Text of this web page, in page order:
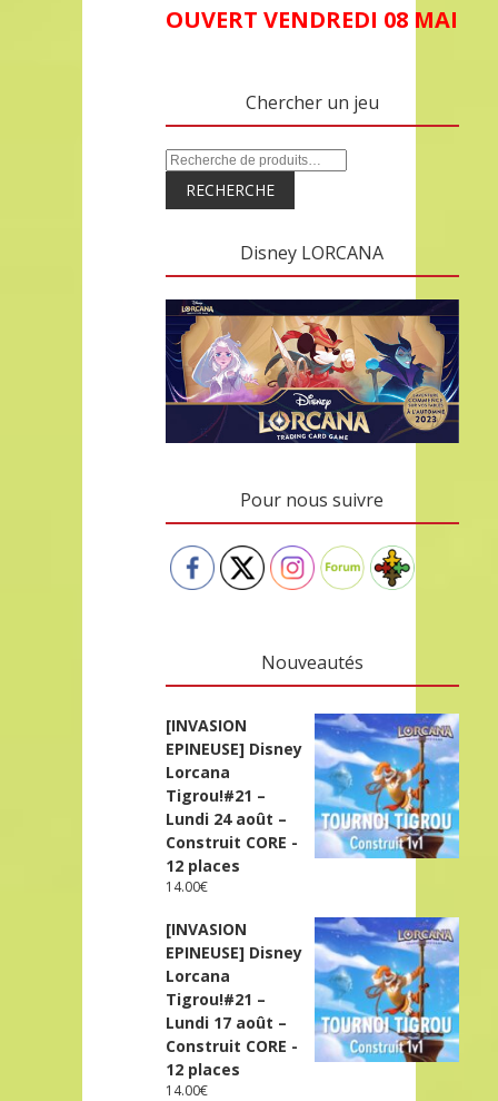
OUVERT VENDREDI 08 MAI
Chercher un jeu
RECHERCHE
Disney LORCANA
Pour nous suivre
Nouveautés
[INVASION
EPINEUSE] Disney
Lorcana
Tigrou!#21 –
Lundi 24 août –
Construit CORE -
12 places
14.00€
[INVASION
EPINEUSE] Disney
Lorcana
Tigrou!#21 –
Lundi 17 août –
Construit CORE -
12 places
14.00€